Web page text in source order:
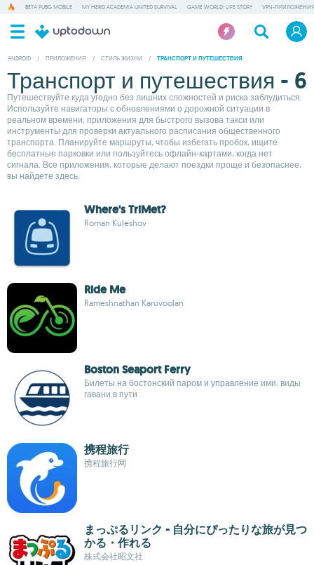
BETA PUBG MOBILE MY HERO ACADEMIA UNITED SURVIVAL GAME WORLD: LIFE STORY VPN-
ANDROID / ПРИЛОЖЕНИЯ / СТИЛЬ ЖИЗНИ / ТРАНСПОРТ И ПУТЕШЕСТВИЯ
Транспорт и путешествия - 6
Путешествуйте куда угодно без лишних сложностей и риска заблудиться.
Используйте навигаторы с обновлениями о дорожной ситуации в
реальном времени, приложения для быстрого вызова такси или
инструменты для проверки актуального расписания общественного
транспорта. Планируйте маршруты, чтобы избегать пробок, ищите
бесплатные парковки или пользуйтесь офлайн-картами, когда нет
сигнала. Все приложения, которые делают поездки проще и безопаснее,
вы найдете здесь.
Where's TriMet?
Roman Kuleshov
Ride Me
Rameshnathan Karuvoolan
Boston Seaport Ferry
Билеты на бостонский паром и управление ими, виды
гавани в пути
携程旅行
携程旅行网
まっぷるリンク - 自分にぴったりな旅が見つ
かる・作れる
株式会社昭文社